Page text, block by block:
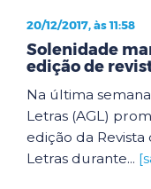
20/12/2017, às 11:58
Solenidade
edição de
Na última
Letras (AGL)
edição da
Letras durante...